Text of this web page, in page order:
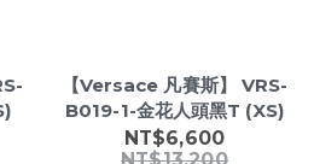
黑T (S)
【Versace 凡賽斯】 VRS-
B019-1-金花人頭黑T (XS)
NT$6,600